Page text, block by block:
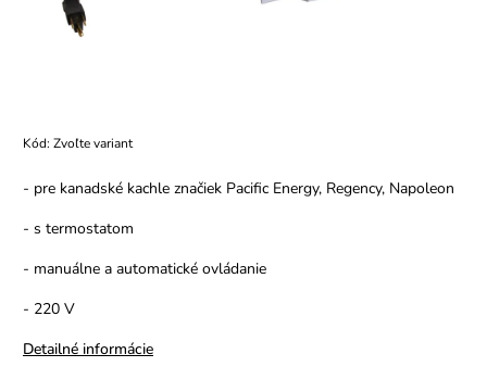
Kód: Zvoľte variant
- pre kanadské kachle značiek Pacific Energy, Regency, Napoleon
- s termostatom
- manuálne a automatické ovládanie
- 220 V
Detailné informácie